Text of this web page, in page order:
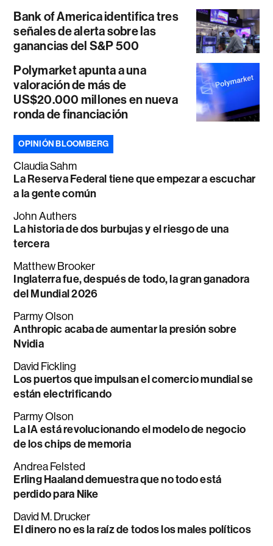
Bank of America identifica tres
señales de alerta sobre las
ganancias del S&P 500
Polymarket apunta a una
valoración de más de
US$20.000 millones en nueva
ronda de financiación
OPINIÓN BLOOMBERG
Claudia Sahm
La Reserva Federal tiene que empezar a escuchar
a la gente común
John Authers
La historia de dos burbujas y el riesgo de una
tercera
Matthew Brooker
Inglaterra fue, después de todo, la gran ganadora
del Mundial 2026
Parmy Olson
Anthropic acaba de aumentar la presión sobre
Nvidia
David Fickling
Los puertos que impulsan el comercio mundial se
están electrificando
Parmy Olson
La IA está revolucionando el modelo de negocio
de los chips de memoria
Andrea Felsted
Erling Haaland demuestra que no todo está
perdido para Nike
David M. Drucker
El dinero no es la raíz de todos los males políticos